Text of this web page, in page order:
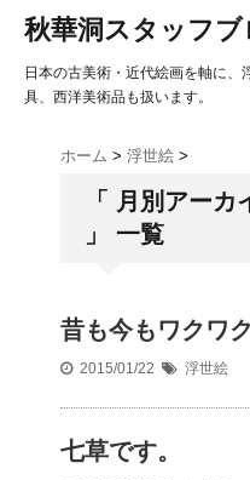
秋華洞スタッフブ
日本の古美術・近代絵画を軸に、
具、西洋美術品も扱います。
ホーム > 浮世絵 >
「 月別アーカ
」 一覧
昔も今もワクワク
2015/01/22 浮世絵
七草です。